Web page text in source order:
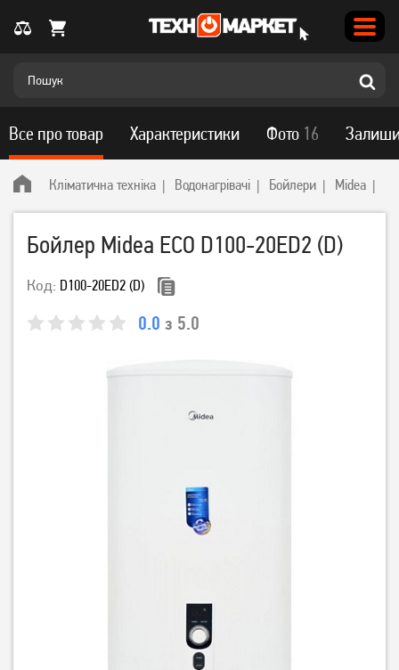
Кліматична техніка Водонагрівачі Бойлери Midea
Бойлер Midea ECO D100-20ED2 (D)
Код: D100-20ED2 (D)
0.0 з 5.0
Все про товар Характеристики Фото 16